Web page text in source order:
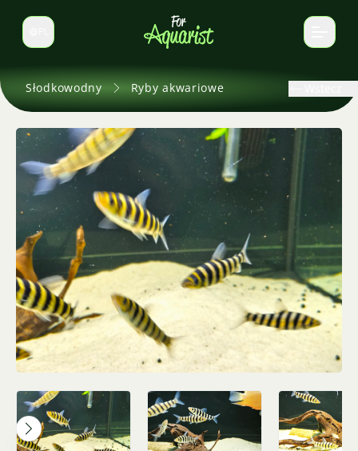
Zmień język
Słodkowodny Ryby akwariowe